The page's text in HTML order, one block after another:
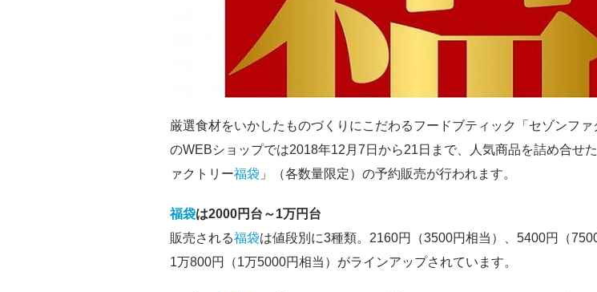
厳選食材をいかしたものづくりにこだわるフードブティック「セゾンファ
のWEBショップでは2018年12月7日から21日まで、人気商品を詰め合せ
ァクトリー福袋 」（各数量限定）の予約販売が行われます。
福袋は2000円台～1万円台
販売される福袋は値段別に3種類。2160円（3500円相当）、5400円（
1万800円（1万5000円相当）がラインアップされています。